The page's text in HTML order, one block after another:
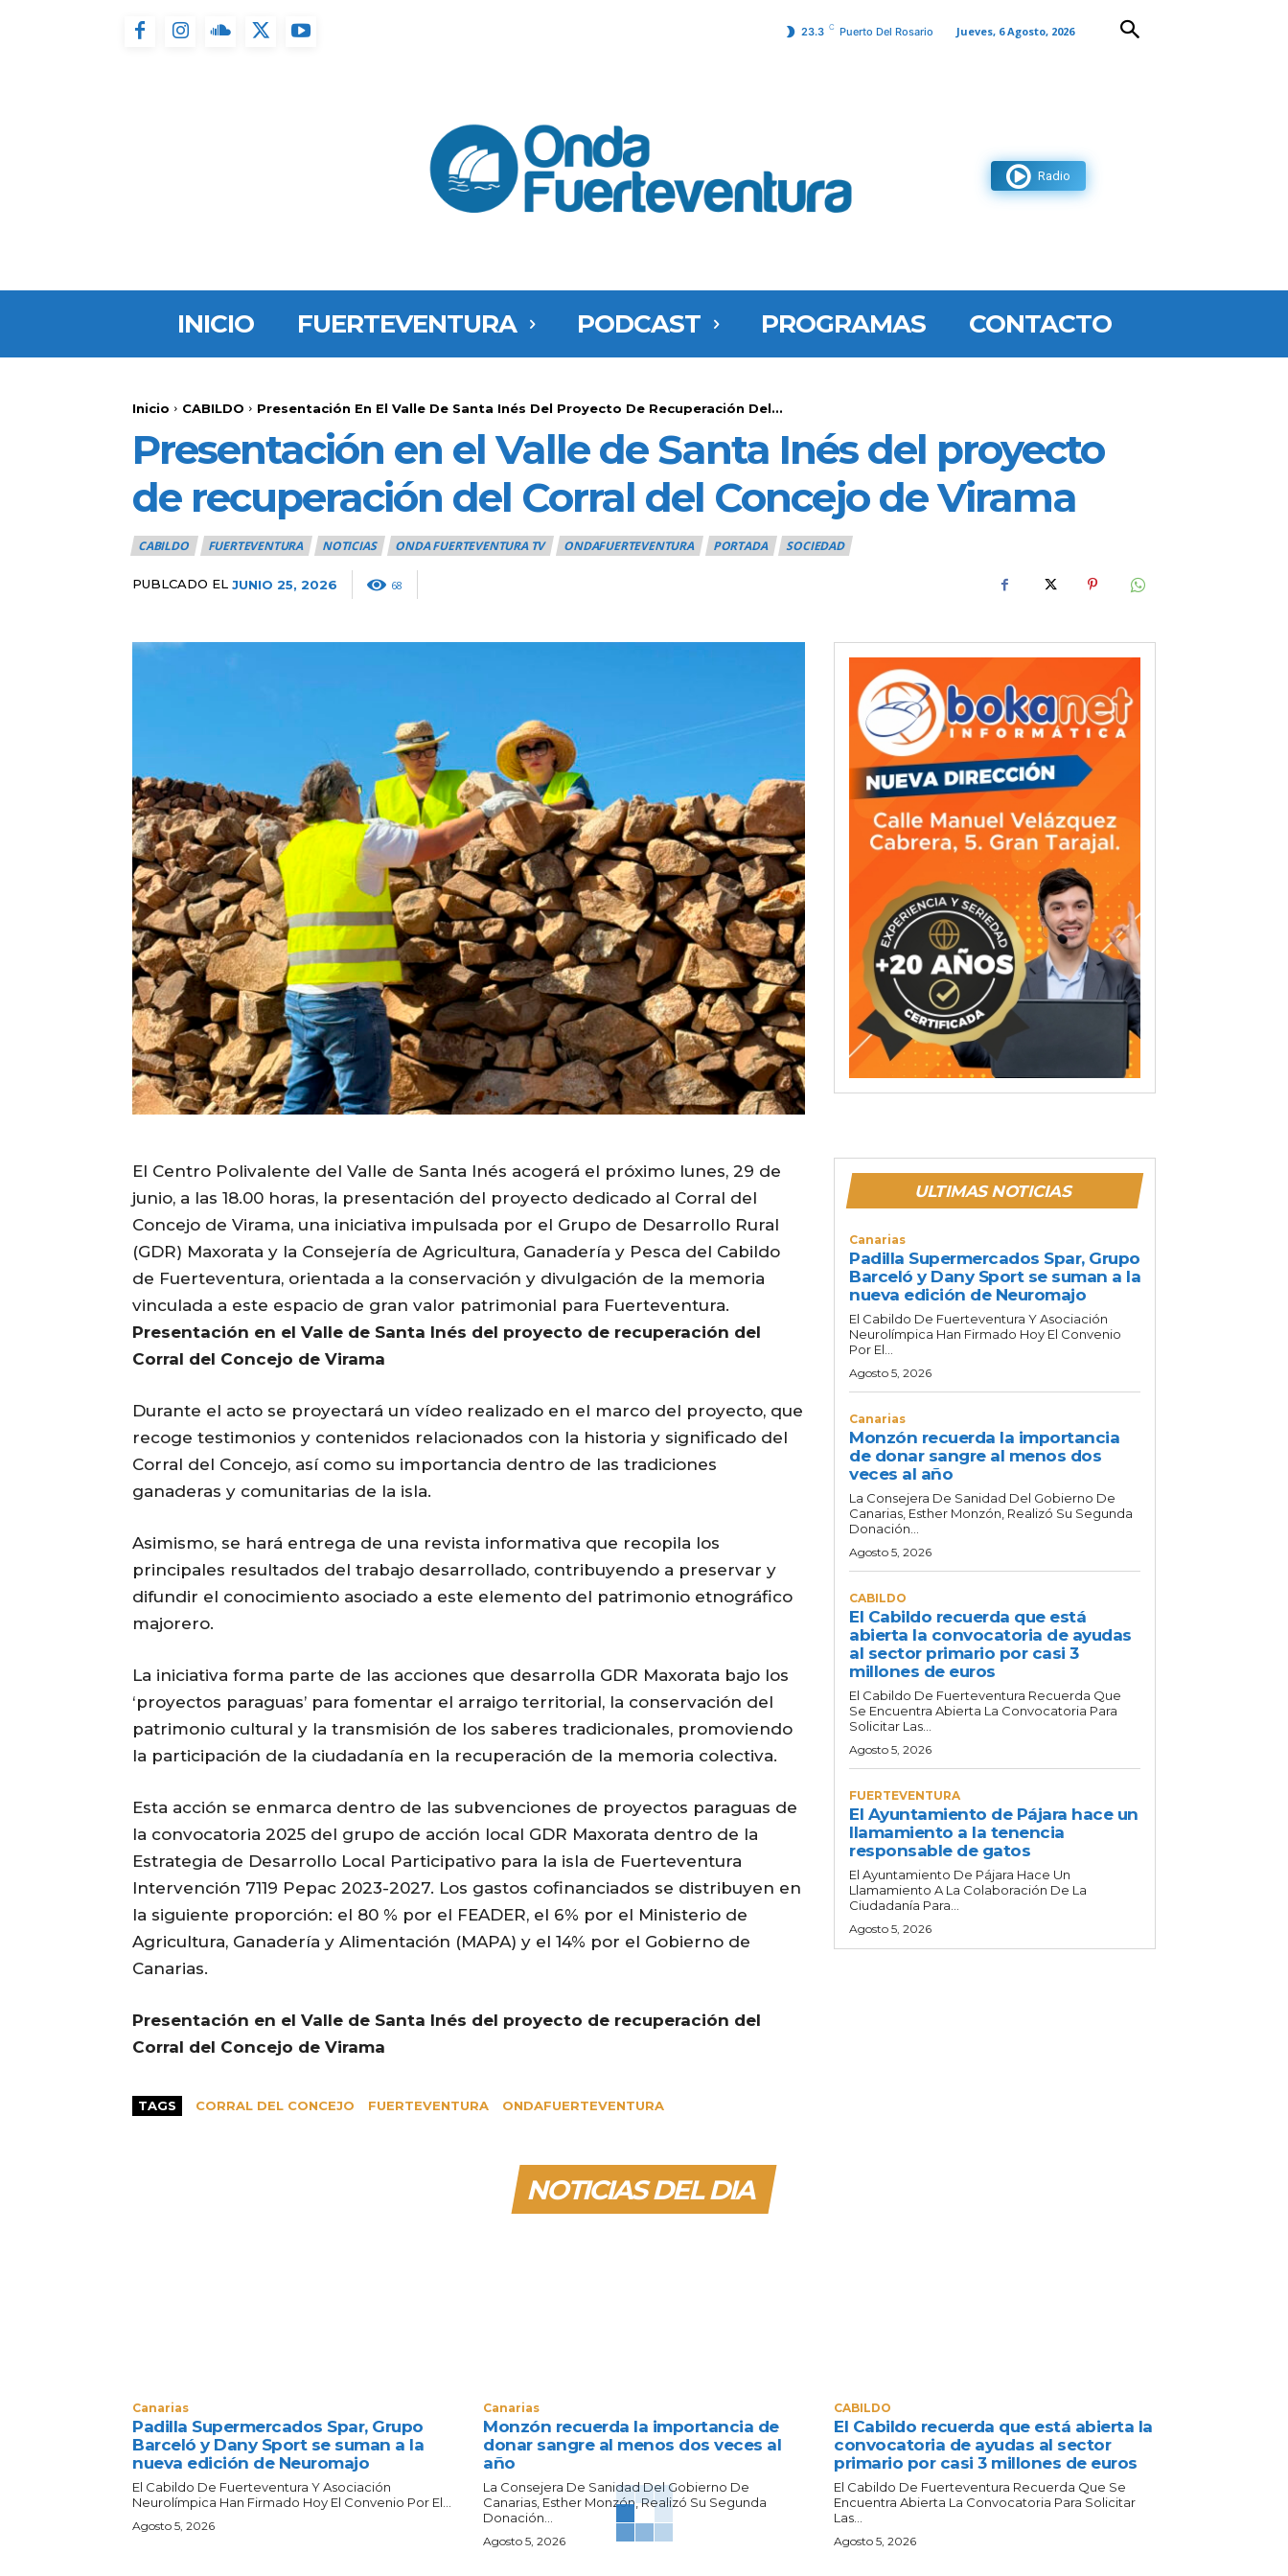
23.3 C Puerto Del Rosario Jueves, 6 Agosto, 2026
Radio
INICIO FUERTEVENTURA PODCAST PROGRAMAS CONTACTO
Inicio CABILDO Presentación En El Valle De Santa Inés Del Proyecto De Recuperación Del...
Presentación en el Valle de Santa Inés del proyecto
de recuperación del Corral del Concejo de Virama
CABILDO FUERTEVENTURA NOTICIAS ONDA FUERTEVENTURA TV ONDAFUERTEVENTURA PORTADA SOCIEDAD
PUBLCADO EL JUNIO 25, 2026 68
El Centro Polivalente del Valle de Santa Inés acogerá el próximo lunes, 29 de
junio, a las 18.00 horas, la presentación del proyecto dedicado al Corral del
Concejo de Virama, una iniciativa impulsada por el Grupo de Desarrollo Rural
(GDR) Maxorata y la Consejería de Agricultura, Ganadería y Pesca del Cabildo
de Fuerteventura, orientada a la conservación y divulgación de la memoria
vinculada a este espacio de gran valor patrimonial para Fuerteventura.
Presentación en el Valle de Santa Inés del proyecto de recuperación del
Corral del Concejo de Virama
Durante el acto se proyectará un vídeo realizado en el marco del proyecto, que
recoge testimonios y contenidos relacionados con la historia y significado del
Corral del Concejo, así como su importancia dentro de las tradiciones
ganaderas y comunitarias de la isla.
Asimismo, se hará entrega de una revista informativa que recopila los
principales resultados del trabajo desarrollado, contribuyendo a preservar y
difundir el conocimiento asociado a este elemento del patrimonio etnográfico
majorero.
La iniciativa forma parte de las acciones que desarrolla GDR Maxorata bajo los
‘proyectos paraguas’ para fomentar el arraigo territorial, la conservación del
patrimonio cultural y la transmisión de los saberes tradicionales, promoviendo
la participación de la ciudadanía en la recuperación de la memoria colectiva.
Esta acción se enmarca dentro de las subvenciones de proyectos paraguas de
la convocatoria 2025 del grupo de acción local GDR Maxorata dentro de la
Estrategia de Desarrollo Local Participativo para la isla de Fuerteventura
Intervención 7119 Pepac 2023-2027. Los gastos cofinanciados se distribuyen en
la siguiente proporción: el 80 % por el FEADER, el 6% por el Ministerio de
Agricultura, Ganadería y Alimentación (MAPA) y el 14% por el Gobierno de
Canarias.
Presentación en el Valle de Santa Inés del proyecto de recuperación del
Corral del Concejo de Virama
TAGS CORRAL DEL CONCEJO FUERTEVENTURA ONDAFUERTEVENTURA
ULTIMAS NOTICIAS
Canarias
Padilla Supermercados Spar, Grupo
Barceló y Dany Sport se suman a la
nueva edición de Neuromajo
El Cabildo De Fuerteventura Y Asociación
Neurolímpica Han Firmado Hoy El Convenio
Por El...
Agosto 5, 2026
Canarias
Monzón recuerda la importancia
de donar sangre al menos dos
veces al año
La Consejera De Sanidad Del Gobierno De
Canarias, Esther Monzón, Realizó Su Segunda
Donación...
Agosto 5, 2026
CABILDO
El Cabildo recuerda que está
abierta la convocatoria de ayudas
al sector primario por casi 3
millones de euros
El Cabildo De Fuerteventura Recuerda Que
Se Encuentra Abierta La Convocatoria Para
Solicitar Las...
Agosto 5, 2026
FUERTEVENTURA
El Ayuntamiento de Pájara hace un
llamamiento a la tenencia
responsable de gatos
El Ayuntamiento De Pájara Hace Un
Llamamiento A La Colaboración De La
Ciudadanía Para...
Agosto 5, 2026
NOTICIAS DEL DIA
Canarias
Padilla Supermercados Spar, Grupo
Barceló y Dany Sport se suman a la
nueva edición de Neuromajo
El Cabildo De Fuerteventura Y Asociación
Neurolímpica Han Firmado Hoy El Convenio Por El...
Agosto 5, 2026
Canarias
Monzón recuerda la importancia de
donar sangre al menos dos veces al
año
La Consejera De Sanidad Del Gobierno De
Canarias, Esther Monzón, Realizó Su Segunda
Donación...
Agosto 5, 2026
CABILDO
El Cabildo recuerda que está abierta la
convocatoria de ayudas al sector
primario por casi 3 millones de euros
El Cabildo De Fuerteventura Recuerda Que Se
Encuentra Abierta La Convocatoria Para Solicitar
Las...
Agosto 5, 2026